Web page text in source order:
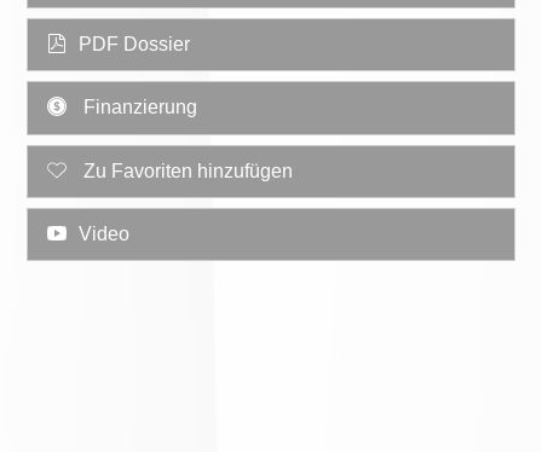
PDF Dossier
Finanzierung
Zu Favoriten hinzufügen
Video